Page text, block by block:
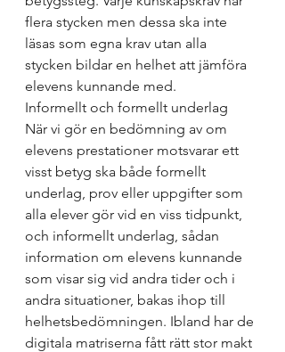
flera stycken men dessa ska inte
läsas som egna krav utan alla
stycken bildar en helhet att jämföra
elevens kunnande med.
Informellt och formellt underlag
När vi gör en bedömning av om
elevens prestationer motsvarar ett
visst betyg ska både formellt
underlag, prov eller uppgifter som
alla elever gör vid en viss tidpunkt,
och informellt underlag, sådan
information om elevens kunnande
som visar sig vid andra tider och i
andra situationer, bakas ihop till
helhetsbedömningen. Ibland har de
digitala matriserna fått rätt stor makt